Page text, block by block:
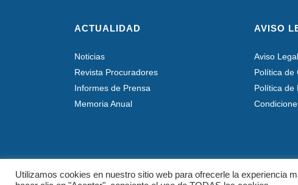
ACTUALIDAD
Noticias
Revista Procuradores
Informes de Prensa
Memoria Anual
AVISO
Aviso Legal
Política de
Política de
Utilizamos cookies en nuestro sitio web para ofrecerle la experiencia